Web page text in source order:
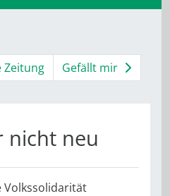
Zeitung Gefällt mir
nicht neu
Volkssolidarität